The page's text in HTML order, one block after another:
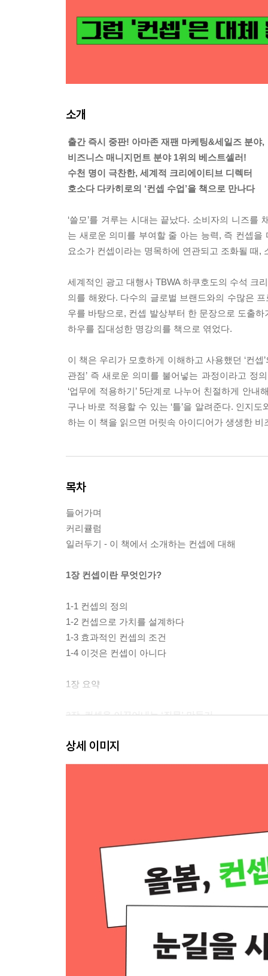
소개
출간 즉시 중판! 아마존 재팬 마케팅&세일즈 분야,
비즈니스 매니지먼트 분야 1위의 베스트셀러!
수천 명이 극찬한, 세계적 크리에이티브 디렉터
호소다 다카히로의 ‘컨셉 수업’을 책으로 만나다
‘쓸모’를 겨루는 시대는 끝났다. 소비자의 니즈를
는 새로운 의미를 부여할 줄 아는 능력, 즉 컨셉
요소가 컨셉이라는 명목하에 연관되고 조화될 때,
세계적인 광고 대행사 TBWA 하쿠호도의 수석 크
의를 해왔다. 다수의 글로벌 브랜드와의 수많은
우를 바탕으로, 컨셉 발상부터 한 문장으로 도출
하우를 집대성한 명강의를 책으로 엮었다.
이 책은 우리가 모호하게 이해하고 사용했던 ‘컨
관점’ 즉 새로운 의미를 불어넣는 과정이라고 정의
‘업무에 적용하기’ 5단계로 나누어 친절하게 안
구나 바로 적용할 수 있는 ‘틀’을 알려준다. 인지
하는 이 책을 읽으면 머릿속 아이디어가 생생한
목차
들어가며
커리큘럼
일러두기 - 이 책에서 소개하는 컨셉에 대해
1장 컨셉이란 무엇인가?
1-1 컨셉의 정의
1-2 컨셉으로 가치를 설계하다
1-3 효과적인 컨셉의 조건
1-4 이것은 컨셉이 아니다
1장 요약
2장. 컨셉을 이끌어내는 ‘질문’ 만들기
2-1 왜 질문이 중요할까
2-2 우리가 마주해야 할 질문
3장 고객의 눈높이로 보기 | ‘인사이트형’ 스토리 설
3-1 인사이트형 스토리의 뼈대
3-2 고객 | 고객의 인사이트를 찾는 방법
3-3 경쟁자 | 진정한 경쟁 상대를 찾는 법
3-4 자사 | 우리만이 제공할 수 있는 베네핏
3-5 [실전편] 인사이트형 스토리 설계
상세 이미지